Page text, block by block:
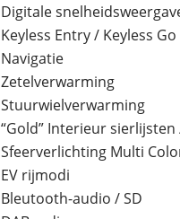
Digitale
Keyless Entry / Keyless Go
Navigatie
Zetelverwarming
Stuurwielverwarming
“Gold” Interieur
Sfeerverlichting Multi
EV rijmodi
Bleutooth-audio / SD